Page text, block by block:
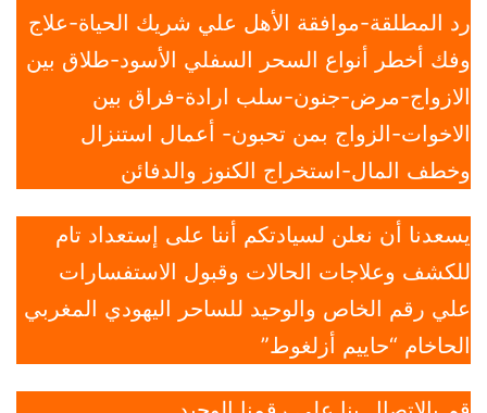
رد المطلقة-موافقة الأهل علي شريك الحياة-علاج
وفك أخطر أنواع السحر السفلي الأسود-طلاق بين
الازواج-مرض-جنون-سلب ارادة-فراق بين
الاخوات-الزواج بمن تحبون- أعمال استنزال
وخطف المال-استخراج الكنوز والدفائن
يسعدنا أن نعلن لسيادتكم أننا على إستعداد تام
للكشف وعلاجات الحالات وقبول الاستفسارات
علي رقم الخاص والوحيد للساحر اليهودي المغربي
الحاخام “حاييم أزلغوط”